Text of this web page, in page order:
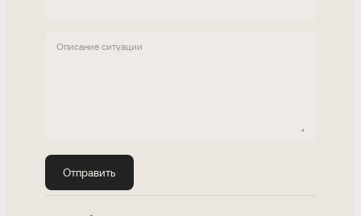
Описание ситуации
Отправить